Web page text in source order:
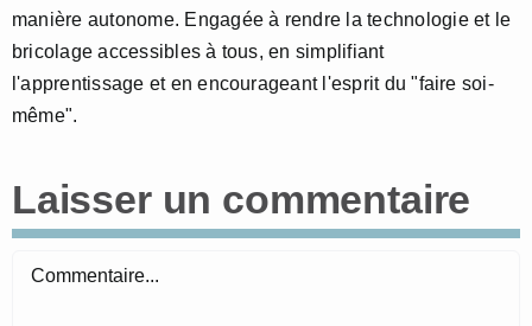
manière autonome. Engagée à rendre la technologie et le
bricolage accessibles à tous, en simplifiant
l'apprentissage et en encourageant l'esprit du "faire soi-
même".
Laisser un commentaire
Commentaire